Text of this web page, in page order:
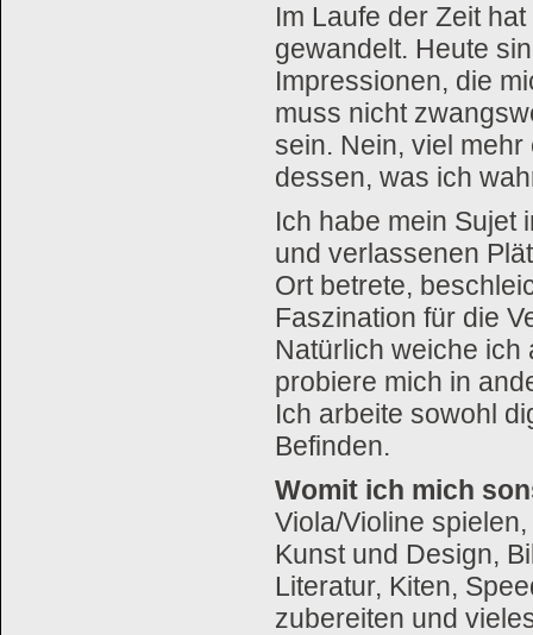
Im Laufe der Zeit
gewandelt. Heute
Impressionen, die
muss nicht
sein. Nein, viel mehr
dessen, was ich
Ich habe mein Sujet
und verlassenen
Ort betrete,
Faszination für die
Natürlich weiche ich
probiere mich in
Ich arbeite sowohl
Befinden.
Womit ich mich
Viola/Violine
Kunst und Design,
Literatur, Kiten,
zubereiten und